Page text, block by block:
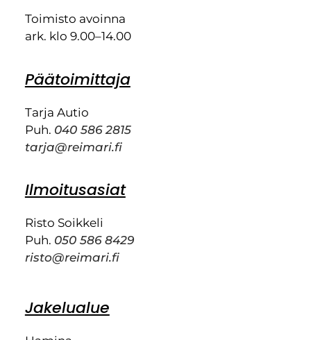
Toimisto avoinna
ark. klo 9.00–14.00
Päätoimittaja
Tarja Autio
Puh. 040 586 2815
tarja@reimari.fi
Ilmoitusasiat
Risto Soikkeli
Puh. 050 586 8429
risto@reimari.fi
Jakelualue